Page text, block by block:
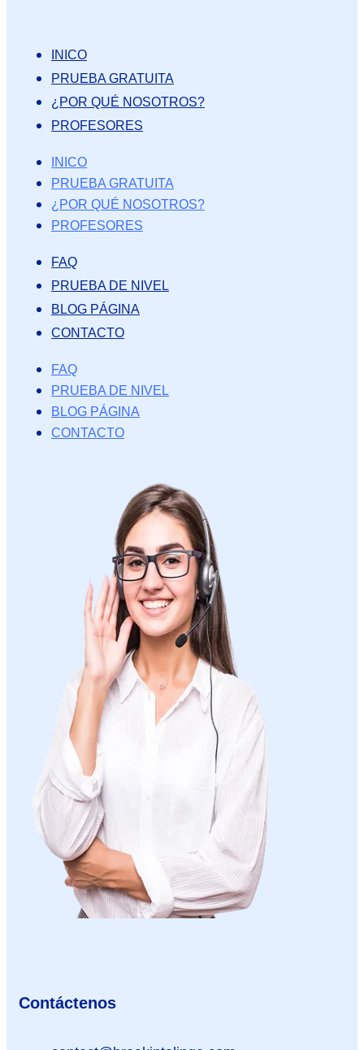
INICO
PRUEBA GRATUITA
¿POR QUÉ NOSOTROS?
PROFESORES
INICO
PRUEBA GRATUITA
¿POR QUÉ NOSOTROS?
PROFESORES
FAQ
PRUEBA DE NIVEL
BLOG PÁGINA
CONTACTO
FAQ
PRUEBA DE NIVEL
BLOG PÁGINA
CONTACTO
Contáctenos